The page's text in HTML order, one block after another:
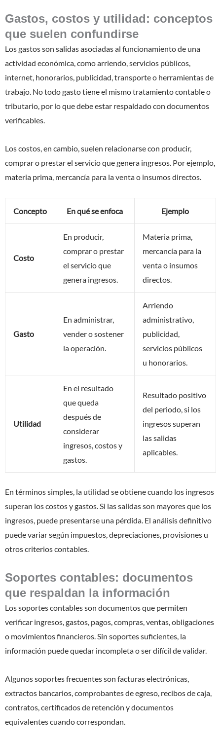
Gastos, costos y utilidad: conceptos
que suelen confundirse
Los gastos son salidas asociadas al funcionamiento de una
actividad económica, como arriendo, servicios públicos,
internet, honorarios, publicidad, transporte o herramientas de
trabajo. No todo gasto tiene el mismo tratamiento contable o
tributario, por lo que debe estar respaldado con documentos
verificables.
Los costos, en cambio, suelen relacionarse con producir,
comprar o prestar el servicio que genera ingresos. Por ejemplo,
materia prima, mercancía para la venta o insumos directos.
Concepto En qué se enfoca Ejemplo
Costo
En producir,
comprar o prestar
el servicio que
genera ingresos.
Materia prima,
mercancía para la
venta o insumos
directos.
Gasto
En administrar,
vender o sostener
la operación.
Arriendo
administrativo,
publicidad,
servicios públicos
u honorarios.
Utilidad
En el resultado
que queda
después de
considerar
ingresos, costos y
gastos.
Resultado positivo
del periodo, si los
ingresos superan
las salidas
aplicables.
En términos simples, la utilidad se obtiene cuando los ingresos
superan los costos y gastos. Si las salidas son mayores que los
ingresos, puede presentarse una pérdida. El análisis definitivo
puede variar según impuestos, depreciaciones, provisiones u
otros criterios contables.
Soportes contables: documentos
que respaldan la información
Los soportes contables son documentos que permiten
verificar ingresos, gastos, pagos, compras, ventas, obligaciones
o movimientos financieros. Sin soportes suficientes, la
información puede quedar incompleta o ser difícil de validar.
Algunos soportes frecuentes son facturas electrónicas,
extractos bancarios, comprobantes de egreso, recibos de caja,
contratos, certificados de retención y documentos
equivalentes cuando correspondan.